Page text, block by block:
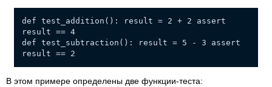
def test_addition(): result = 2 + 2 assert
result == 4
def test_subtraction(): result = 5 - 3 assert
result == 2
В этом примере определены две функции-теста: